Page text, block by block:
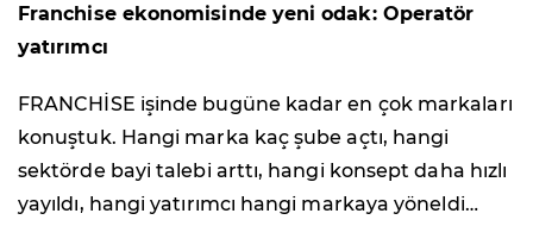
Franchise ekonomisinde yeni odak: Operatör
yatırımcı
FRANCHİSE işinde bugüne kadar en çok markaları
konuştuk. Hangi marka kaç şube açtı, hangi
sektörde bayi talebi arttı, hangi konsept daha hızlı
yayıldı, hangi yatırımcı hangi markaya yöneldi…